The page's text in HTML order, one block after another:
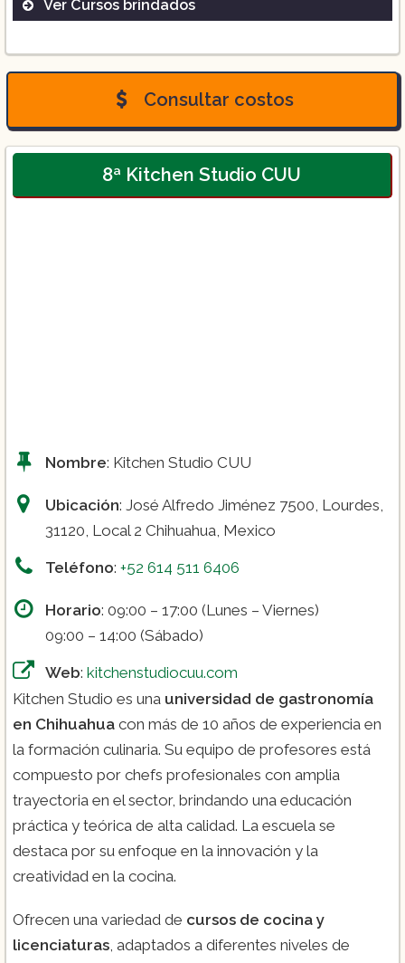
Ver Cursos brindados
Consultar costos
8ª Kitchen Studio CUU
Nombre: Kitchen Studio CUU
Ubicación: José Alfredo Jiménez 7500, Lourdes,
31120, Local 2 Chihuahua, Mexico
Teléfono: +52 614 511 6406
Horario: 09:00 – 17:00 (Lunes – Viernes)
09:00 – 14:00 (Sábado)
Web: kitchenstudiocuu.com
Kitchen Studio es una universidad de gastronomía
en Chihuahua con más de 10 años de experiencia en
la formación culinaria. Su equipo de profesores está
compuesto por chefs profesionales con amplia
trayectoria en el sector, brindando una educación
práctica y teórica de alta calidad. La escuela se
destaca por su enfoque en la innovación y la
creatividad en la cocina.
Ofrecen una variedad de cursos de cocina y
licenciaturas, adaptados a diferentes niveles de